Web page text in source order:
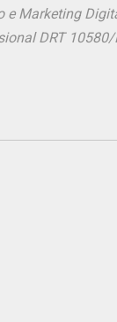
e Marketing
DRT